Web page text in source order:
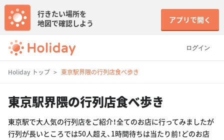
ログイン
行きたい場所を
地図で確認しよう
アプリで開く
Holiday トップ 東京駅界隈の行列店食べ歩き
東京駅界隈の行列店食べ歩き
東京駅で大人気の行列店をご紹介！全てのお店に行ってみましたが
行列が長いところでは50人超え、1時間待ちは当たり前！どのお店